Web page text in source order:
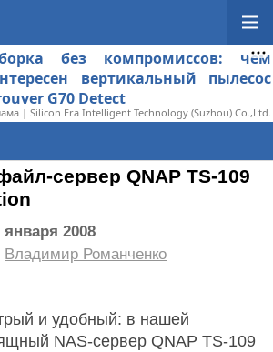
без компромиссов: чем
вертикальный пылесос
G70 Detect
| Silicon Era Intelligent Technology (Suzhou) Co.,Ltd.
сервер QNAP TS-109
января 2008
Владимир Романченко
и удобный: в нашей
NAS-сервер QNAP TS-109